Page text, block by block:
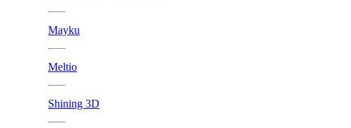
Mayku
Meltio
Shining 3D